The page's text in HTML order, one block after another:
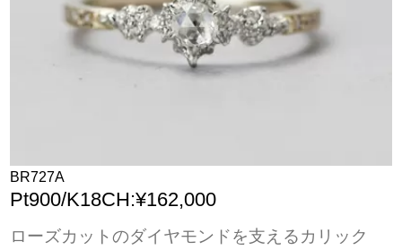
BR727A
Pt900/K18CH:¥162,000
ローズカットのダイヤモンドを支えるカリック